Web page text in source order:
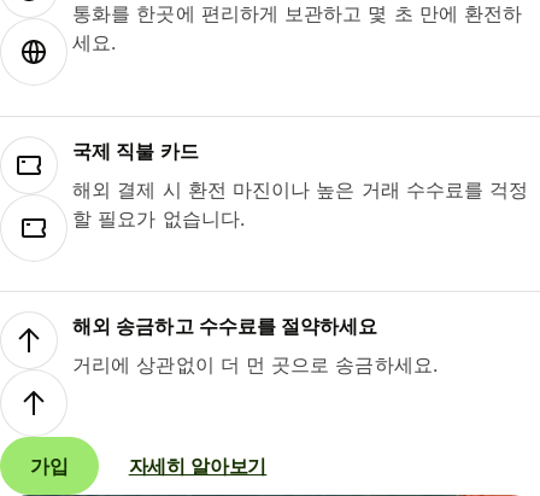
통화를 한곳에 편리하게 보관하고 몇 초 만에 환전하
세요.
국제 직불 카드
해외 결제 시 환전 마진이나 높은 거래 수수료를 걱정
할 필요가 없습니다.
해외 송금하고 수수료를 절약하세요
거리에 상관없이 더 먼 곳으로 송금하세요.
가입 자세히 알아보기